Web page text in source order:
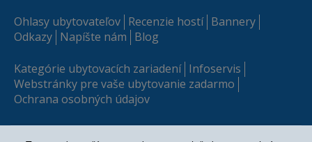
Ohlasy ubytovateľov Recenzie hostí Bannery
Odkazy Napíšte nám Blog
Kategórie ubytovacích zariadení Infoservis
Webstránky pre vaše ubytovanie zadarmo
Ochrana osobných údajov